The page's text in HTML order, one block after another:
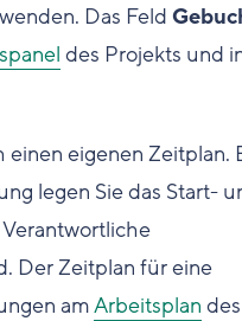
Das Feld
des Projekts und
eigenen Zeitplan.
legen Sie das Start-
Der Zeitplan für eine
amArbeitsplan des